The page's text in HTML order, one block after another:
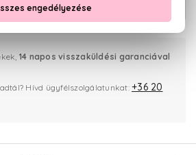
levendulával 60 db
14 napos visszaküldési garanciával
Hívd ügyfélszolgálatunkat: +36 20